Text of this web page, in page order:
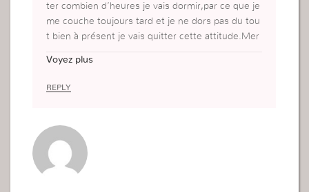
ter combien d’heures je vais dormir,par ce que je
me couche toujours tard et je ne dors pas du tou
t bien à présent je vais quitter cette attitude.Mer
Voyez plus
REPLY